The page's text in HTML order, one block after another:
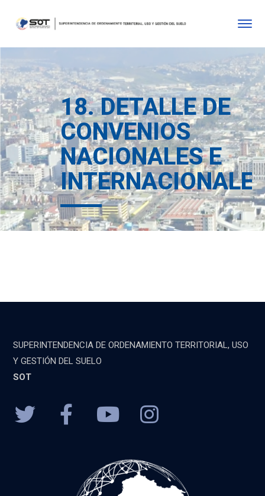
18. DETALLE DE
CONVENIOS
NACIONALES E
SUPERINTENDENCIA DE ORDENAMIENTO TERRITORIAL, USO
Y GESTIÓN DEL SUELO
SOT